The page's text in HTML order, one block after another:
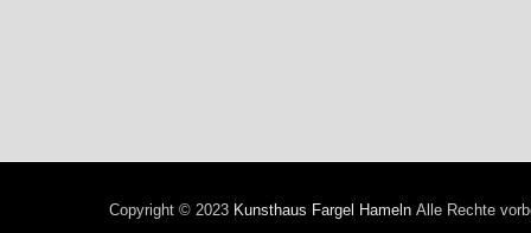
Copyright © 2023 Kunsthaus Fargel Hameln Alle Rechte